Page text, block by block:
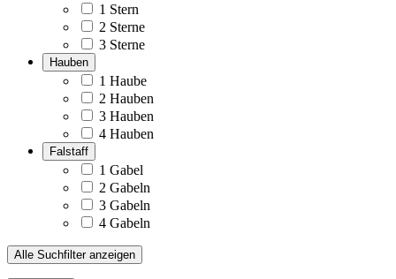
1 Stern
2 Sterne
3 Sterne
Hauben
1 Haube
2 Hauben
3 Hauben
4 Hauben
Falstaff
1 Gabel
2 Gabeln
3 Gabeln
4 Gabeln
Alle Suchfilter anzeigen